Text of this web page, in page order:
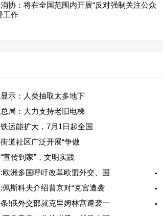
协：将在全国范围内开展“反对强制关注公众
工作
示：人类抽取太多地下
局：大力支持老旧电梯
运能扩大，7月1日起全国
道社区广泛开展“争做
宣传到家”，文明实践
欧洲多国呼吁改革欧盟外交、国
佩斯科夫介绍普京对“克宫遭袭
!俄外交部就克里姆林宫遭袭一